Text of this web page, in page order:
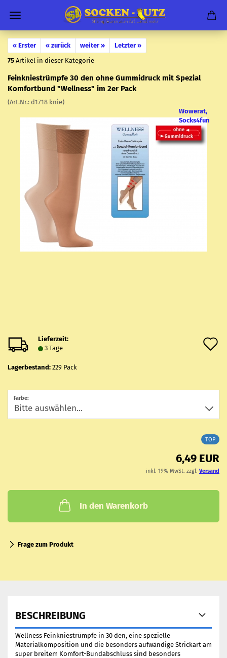
« Erster « zurück weiter »
Letzter »
75 Artikel in dieser Kategorie
Fein­knie­strümp­fe 30 den ohne Gum­mi­druck mit Spe­zi­al
Kom­fort­bund "Well­ness" im 2er Pack
(Art.Nr.: d1718 knie)
Wowerat,
Socks4fun
Lieferzeit:
3 Tage
Lagerbestand: 229 Pack
Farbe:
TOP
6,49 EUR
inkl. 19% MwSt. zzgl. Versand
In den Warenkorb
Frage zum Produkt
BESCHREIBUNG
Wellness Feinkniestrümpfe in 30 den, eine spezielle
Materialkomposition und die besonders aufwändige Strickart am
super breitem Komfort-Bundabschluss sind besonders